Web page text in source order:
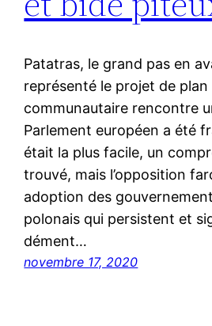
Patatras, le grand pas en
représenté le projet de plan
communautaire rencontre
Parlement européen a été
était la plus facile, un
trouvé, mais l’opposition
adoption des
polonais qui persistent et
dément…
novembre 17, 2020